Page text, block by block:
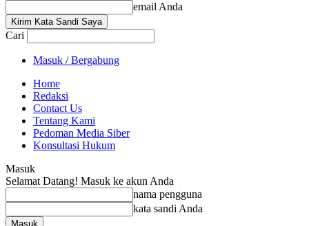
email Anda
Cari
Masuk / Bergabung
Home
Redaksi
Contact Us
Tentang Kami
Pedoman Media Siber
Konsultasi Hukum
Masuk
Selamat Datang! Masuk ke akun Anda
nama pengguna
kata sandi Anda